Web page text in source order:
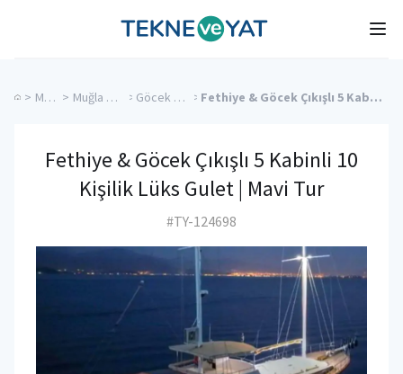
Tekne ve Yat
> Mavi Tur > Muğla Kiralık Yatlar > Göcek Kiralık Yatlar > Fethiye & Göcek Çıkışlı 5 Kabinli 10 Kişilik Lüks Gulet | Mavi Tur
Fethiye & Göcek Çıkışlı 5 Kabinli 10
Kişilik Lüks Gulet | Mavi Tur
#TY-124698